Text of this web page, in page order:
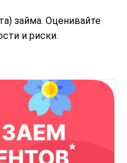
займа. Оценивайте
и риски.